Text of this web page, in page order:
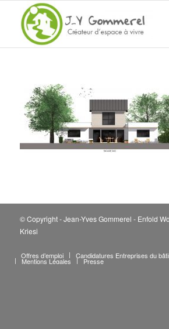
© Copyright - Jean-Yves Gommerel - Enfold
Kriesi
Offres d’emploi Candidatures Entreprises du
Mentions Légales Presse